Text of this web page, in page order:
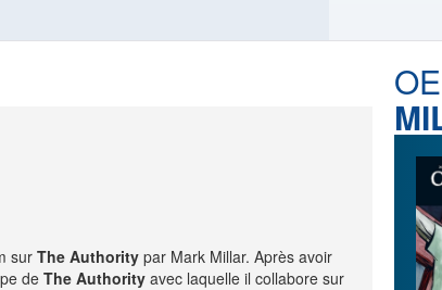
LES
sur The Authority par Mark Millar. Après avoir
deThe Authority avec laquelle il collabore sur